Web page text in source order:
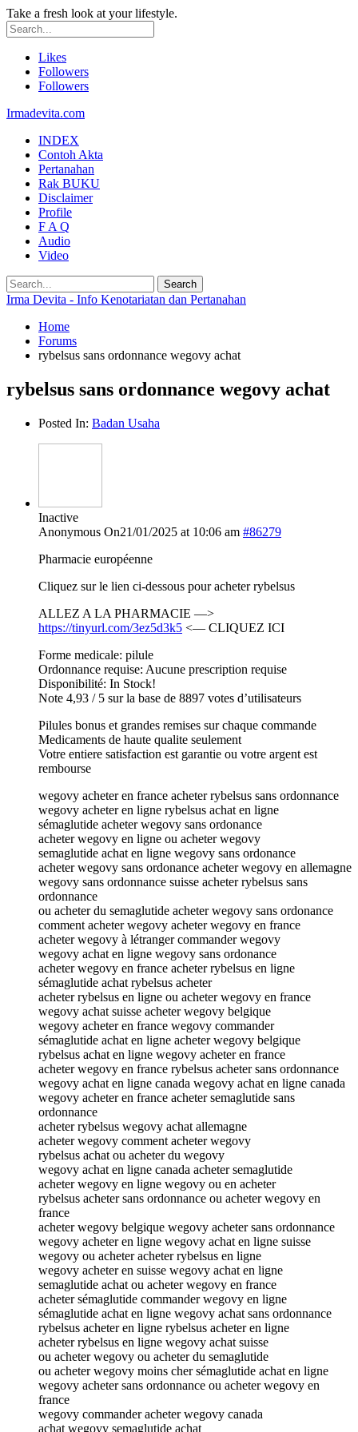
Take a fresh look at your lifestyle.
Likes
Followers
Followers
Irmadevita.com
INDEX
Contoh Akta
Pertanahan
Rak BUKU
Disclaimer
Profile
F A Q
Audio
Video
Irma Devita - Info Kenotariatan dan Pertanahan
Home
Forums
rybelsus sans ordonnance wegovy achat
rybelsus sans ordonnance wegovy achat
Posted In: Badan Usaha
Inactive
Anonymous On21/01/2025 at 10:06 am #86279
Pharmacie européenne
Cliquez sur le lien ci-dessous pour acheter rybelsus
ALLEZ A LA PHARMACIE —>
https://tinyurl.com/3ez5d3k5 <— CLIQUEZ ICI
Forme medicale: pilule
Ordonnance requise: Aucune prescription requise
Disponibilité: In Stock!
Note 4,93 / 5 sur la base de 8897 votes d’utilisateurs
Pilules bonus et grandes remises sur chaque commande
Medicaments de haute qualite seulement
Votre entiere satisfaction est garantie ou votre argent est
rembourse
wegovy acheter en france acheter rybelsus sans ordonnance
wegovy acheter en ligne rybelsus achat en ligne
sémaglutide acheter wegovy sans ordonance
acheter wegovy en ligne ou acheter wegovy
semaglutide achat en ligne wegovy sans ordonance
acheter wegovy sans ordonance acheter wegovy en allemagne
wegovy sans ordonnance suisse acheter rybelsus sans
ordonnance
ou acheter du semaglutide acheter wegovy sans ordonance
comment acheter wegovy acheter wegovy en france
acheter wegovy à létranger commander wegovy
wegovy achat en ligne wegovy sans ordonance
acheter wegovy en france acheter rybelsus en ligne
sémaglutide achat rybelsus acheter
acheter rybelsus en ligne ou acheter wegovy en france
wegovy achat suisse acheter wegovy belgique
wegovy acheter en france wegovy commander
sémaglutide achat en ligne acheter wegovy belgique
rybelsus achat en ligne wegovy acheter en france
acheter wegovy en france rybelsus acheter sans ordonnance
wegovy achat en ligne canada wegovy achat en ligne canada
wegovy acheter en france acheter semaglutide sans
ordonnance
acheter rybelsus wegovy achat allemagne
acheter wegovy comment acheter wegovy
rybelsus achat ou acheter du wegovy
wegovy achat en ligne canada acheter semaglutide
acheter wegovy en ligne wegovy ou en acheter
rybelsus acheter sans ordonnance ou acheter wegovy en
france
acheter wegovy belgique wegovy acheter sans ordonnance
wegovy acheter en ligne wegovy achat en ligne suisse
wegovy ou acheter acheter rybelsus en ligne
wegovy acheter en suisse wegovy achat en ligne
semaglutide achat ou acheter wegovy en france
acheter sémaglutide commander wegovy en ligne
sémaglutide achat en ligne wegovy achat sans ordonnance
rybelsus acheter en ligne rybelsus acheter en ligne
acheter rybelsus en ligne wegovy achat suisse
ou acheter wegovy ou acheter du semaglutide
ou acheter wegovy moins cher sémaglutide achat en ligne
wegovy acheter sans ordonnance ou acheter wegovy en
france
wegovy commander acheter wegovy canada
achat wegovy semaglutide achat